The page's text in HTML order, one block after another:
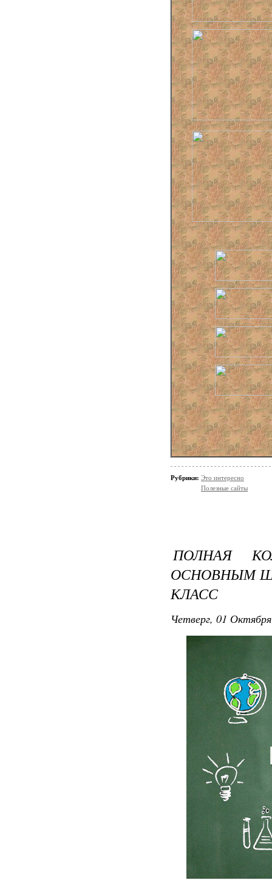
Амадей
Андро и
Анна
Анна
1969 г.)
Андрей
Антоний и
Антоний и
Антонио
Анютины
фильм-
А чтой-то
1992 г.)
Аркадий
Аркадий
Арктур
1995 г.)
Ассоль
АтАнде
Рубрики: Это интересно
Полезные сайты
ПОЛНАЯ
ОСНОВНЫМ
КЛАСС
Четверг, 01